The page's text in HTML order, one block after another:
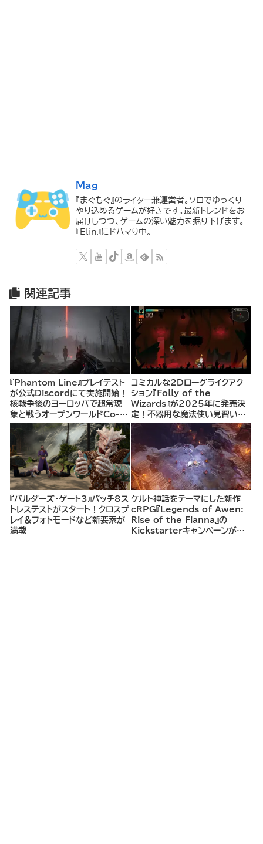
Mag
『まぐもぐ』のライター兼運営者。ソロでゆっくり
やり込めるゲームが好きです。最新トレンドをお
届けしつつ、ゲームの深い魅力を掘り下げます。
『Elin』にドハマり中。
関連記事
『Phantom Line』プレイテスト
が公式Discordにて実施開始！
核戦争後のヨーロッパで超常現
象と戦うオープンワールドCo-
opシューター
コミカルな2Dローグライクアク
ション『Folly of the
Wizards』が2025年に発売決
定！不器用な魔法使い見習いと
して、ランダム生成ダンジョンを
探索し、世界を救う冒険へ。
『バルダーズ・ゲート3』パッチ8ス
トレステストがスタート！クロスプ
レイ＆フォトモードなど新要素が
満載
ケルト神話をテーマにした新作
cRPG『Legends of Awen:
Rise of the Fianna』の
Kickstarterキャンペーンがま